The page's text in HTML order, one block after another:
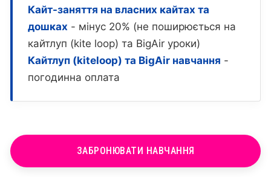
Кайт-заняття на власних кайтах та
дошках - мінус 20% (не поширюється на
кайтлуп (kite loop) та BigAir уроки)
Кайтлуп (kiteloop) та BigAir навчання -
погодинна оплата
ЗАБРОНЮВАТИ НАВЧАННЯ